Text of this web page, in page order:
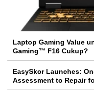
Laptop Gaming Value
Gaming™ F16 Cukup?
EasySkor Launches:
Assessment to Repair